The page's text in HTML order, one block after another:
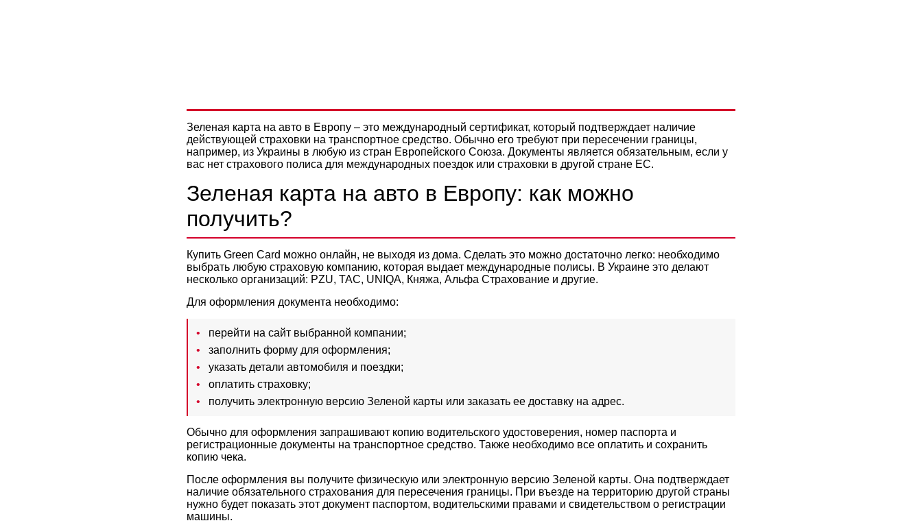
Зеленая карта на авто в Европу – это международный сертификат, который подтверждает наличие
действующей страховки на транспортное средство. Обычно его требуют при пересечении границы,
например, из Украины в любую из стран Европейского Союза. Документы является обязательным, если у
вас нет страхового полиса для международных поездок или страховки в другой стране ЕС.
Зеленая карта на авто в Европу: как можно
получить?
Купить Green Card можно онлайн, не выходя из дома. Сделать это можно достаточно легко: необходимо
выбрать любую страховую компанию, которая выдает международные полисы. В Украине это делают
несколько организаций: PZU, ТАС, UNIQA, Княжа, Альфа Страхование и другие.
Для оформления документа необходимо:
перейти на сайт выбранной компании;
заполнить форму для оформления;
указать детали автомобиля и поездки;
оплатить страховку;
получить электронную версию Зеленой карты или заказать ее доставку на адрес.
Обычно для оформления запрашивают копию водительского удостоверения, номер паспорта и
регистрационные документы на транспортное средство. Также необходимо все оплатить и сохранить
копию чека.
После оформления вы получите физическую или электронную версию Зеленой карты. Она подтверждает
наличие обязательного страхования для пересечения границы. При въезде на территорию другой страны
нужно будет показать этот документ паспортом, водительскими правами и свидетельством о регистрации
машины.